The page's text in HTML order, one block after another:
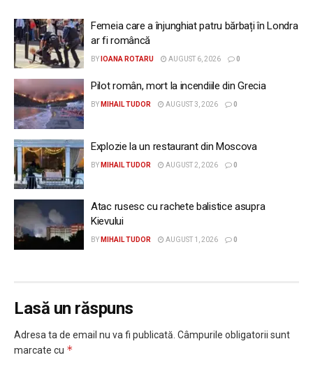
Femeia care a înjunghiat patru bărbați în Londra
ar fi româncă
BY IOANA ROTARU AUGUST 6, 2026 0
Pilot român, mort la incendiile din Grecia
BY MIHAIL TUDOR AUGUST 3, 2026 0
Explozie la un restaurant din Moscova
BY MIHAIL TUDOR AUGUST 2, 2026 0
Atac rusesc cu rachete balistice asupra
Kievului
BY MIHAIL TUDOR AUGUST 1, 2026 0
Lasă un răspuns
Adresa ta de email nu va fi publicată. Câmpurile obligatorii sunt
marcate cu *